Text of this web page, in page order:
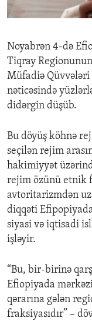
ENVIRONMENT
Noyabrən 4-də
Tiqray
Müfadiə Qüvvələri
nəticəsində
didərgin düşüb.
Bu döyüş köhnə
seçilən rejim
hakimiyyət
rejim özünü etnik
avtoritarizmdən
diqqəti
siyasi və iqtisadi
işləyir.
“Bu, bir-birinə
Efiopiyada
qərarına gələn
fraksiyasıdır” –